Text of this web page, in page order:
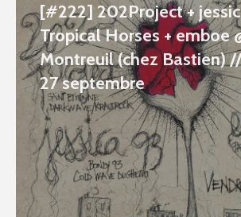
[#222] 202Project +
Tropical Horses + emboe
Montreuil (chez Bastien)
27 septembre